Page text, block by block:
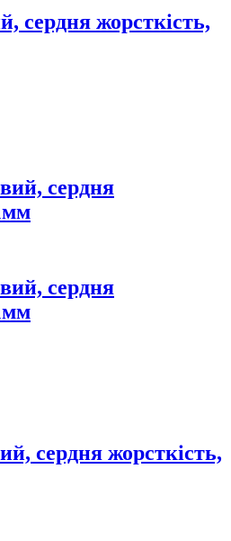
сердня жорсткість,
сердня
сердня
сердня жорсткість,